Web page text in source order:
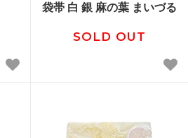
袋帯 白 銀 麻の葉 まいづる
SOLD OUT